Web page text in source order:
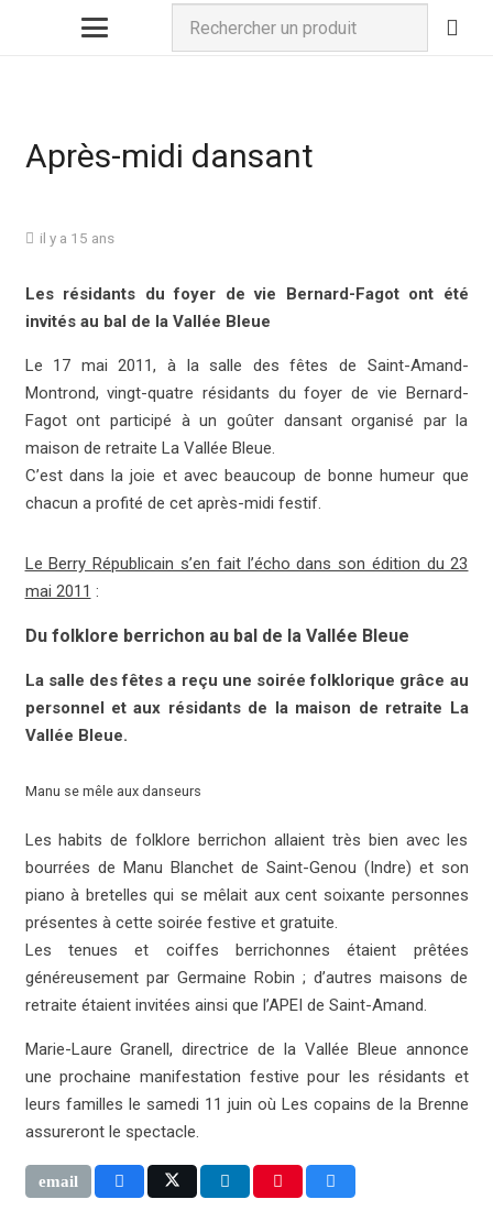
Après-midi dansant
il y a 15 ans
Les résidants du foyer de vie Bernard-Fagot ont été
invités au bal de la Vallée Bleue
Le 17 mai 2011, à la salle des fêtes de Saint-Amand-
Montrond, vingt-quatre résidants du foyer de vie Bernard-
Fagot ont participé à un goûter dansant organisé par la
maison de retraite La Vallée Bleue.
C’est dans la joie et avec beaucoup de bonne humeur que
chacun a profité de cet après-midi festif.
Le Berry Républicain s’en fait l’écho dans son édition du 23
mai 2011 :
Du folklore berrichon au bal de la Vallée Bleue
La salle des fêtes a reçu une soirée folklorique grâce au
personnel et aux résidants de la maison de retraite La
Vallée Bleue.
Manu se mêle aux danseurs
Les habits de folklore berrichon allaient très bien avec les
bourrées de Manu Blanchet de Saint-Genou (Indre) et son
piano à bretelles qui se mêlait aux cent soixante personnes
présentes à cette soirée festive et gratuite.
Les tenues et coiffes berrichonnes étaient prêtées
généreusement par Germaine Robin ; d’autres maisons de
retraite étaient invitées ainsi que l’APEI de Saint-Amand.
Marie-Laure Granell, directrice de la Vallée Bleue annonce
une prochaine manifestation festive pour les résidants et
leurs familles le samedi 11 juin où Les copains de la Brenne
assureront le spectacle.